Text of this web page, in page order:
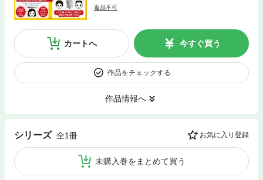
返品不可
カートへ 今すぐ買う
作品をチェックする
作品情報へ
シリーズ 全1冊 お気に入り登録
未購入巻をまとめて買う